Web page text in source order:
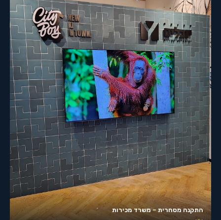
התקנה מסחרית – משרד מכירות